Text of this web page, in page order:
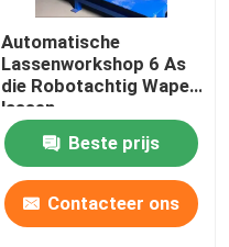
Automatische
Lassenworkshop 6 As
die Robotachtig Wapen
lassen
Beste prijs
Contacteer ons